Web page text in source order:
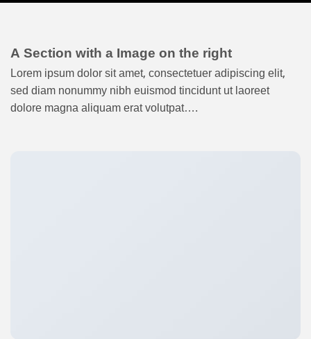
A Section with a Image on the right
Lorem ipsum dolor sit amet, consectetuer adipiscing elit,
sed diam nonummy nibh euismod tincidunt ut laoreet
dolore magna aliquam erat volutpat….